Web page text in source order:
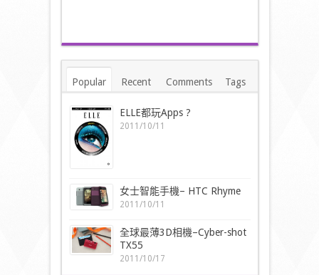
Popular Recent Comments Tags
ELLE都玩Apps ?
2011/10/11
女士智能手機– HTC Rhyme
2011/10/11
全球最薄3D相機–Cyber-shot
TX55
2011/10/17